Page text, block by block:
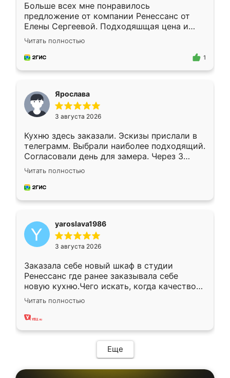
Больше всех мне понравилось
предложение от компании Ренессанс от
Елены Сергеевой. Подходяшщая цена и
короткие сроки изготовления. Приехавший
для замера сотрудник Владислав
предложил по моему эскизу самый
Читать полностью
1
Ярослава
3 августа 2026
Кухню здесь заказали. Эскизы прислали в
телеграмм. Выбрали наиболее подходящий.
Согласовали день для замера. Через 3
недели кухня была уже готова. Остались
довольны работой. Спасибо Ренессанс
мебель за качественную работу!
Читать полностью
yaroslava1986
3 августа 2026
Заказала себе новый шкаф в студии
Ренессанс где ранее заказывала себе
новую кухню.Чего искать, когда качеством
вполне довольна. Служит кухня уже почти
два года, нареканий нет.
Читать полностью
Еще